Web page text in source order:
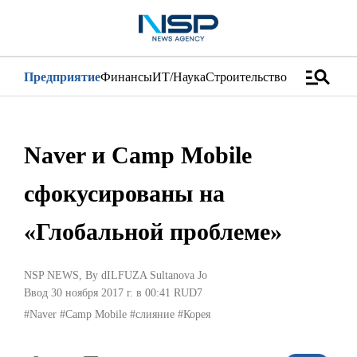
ПредприятиеФинансыИТ/НаукаСтроительство manage_search
Naver и Camp Mobile
сфокусированы на
«Глобальной проблеме»
NSP NEWS, By dILFUZA Sultanova Jo
Ввод 30 ноября 2017 г. в 00:41 RUD7
#Naver #Camp Mobile #слияние #Корея